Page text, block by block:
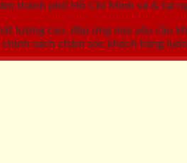
thành phố Hồ Chí Minh và & tại
lượng cao, đáp ứng mọi yêu cầu
sách chăm sóc khách hàng